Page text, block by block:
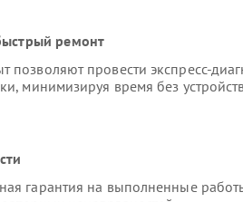
ремонт
провести экспресс-
минимизируя время без
гарантия на выполненные